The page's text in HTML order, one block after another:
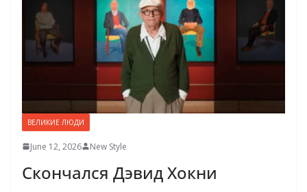
ВЕЛИКИЕ ЛЮДИ
June 12, 2026 New Style
Скончался Дэвид Хокни